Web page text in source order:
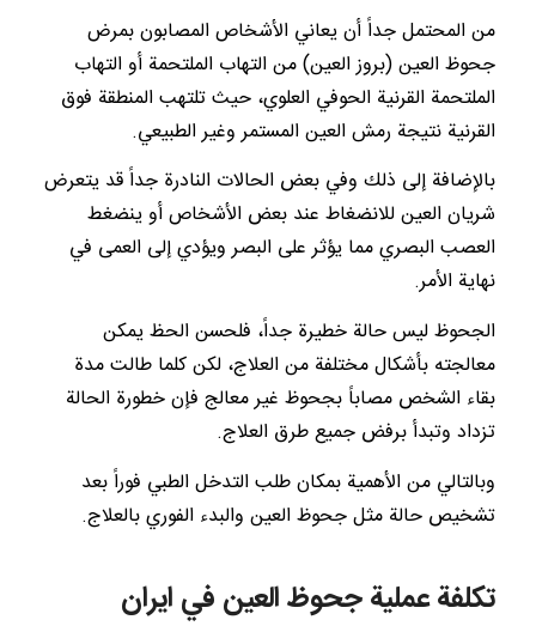
من المحتمل جداً أن يعاني الأشخاص المصابون بمرض
جحوظ العين (بروز العين) من التهاب الملتحمة أو التهاب
الملتحمة القرنية الحوفي العلوي، حيث تلتهب المنطقة فوق
القرنية نتيجة رمش العين المستمر وغير الطبيعي.
بالإضافة إلى ذلك وفي بعض الحالات النادرة جداً قد يتعرض
شريان العين للانضغاط عند بعض الأشخاص أو ينضغط
العصب البصري مما يؤثر على البصر ويؤدي إلى العمى في
نهاية اﻷمر.
الجحوظ ليس حالة خطيرة جداً، فلحسن الحظ يمكن
معالجته بأشكال مختلفة من العلاج، لكن كلما طالت مدة
بقاء الشخص مصاباً بجحوظ غير معالج فإن خطورة الحالة
تزداد وتبدأ برفض جميع طرق العلاج.
وبالتالي من الأهمية بمكان طلب التدخل الطبي فوراً بعد
تشخيص حالة مثل جحوظ العين والبدء الفوري بالعلاج.
تكلفة عملية جحوظ العين في ايران